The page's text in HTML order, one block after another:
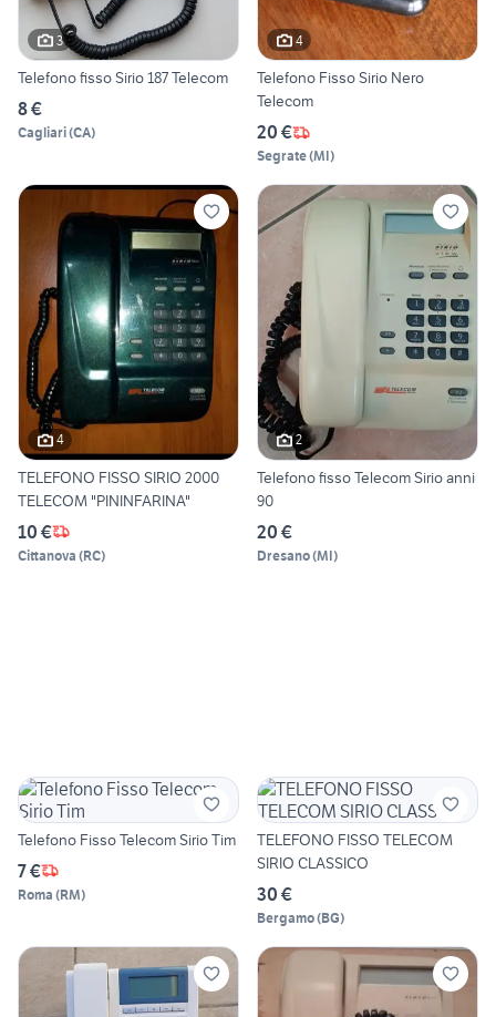
3
Telefono fisso Sirio 187 Telecom
8 €
Cagliari(CA)
4
Telefono Fisso Sirio Nero
Telecom
20 €
Segrate(MI)
4
TELEFONO FISSO SIRIO 2000
TELECOM "PININFARINA"
10 €
Cittanova (RC)
2
Telefono fisso Telecom Sirio anni
90
20 €
Dresano(MI)
Telefono Fisso Telecom Sirio Tim
7 €
Roma (RM)
TELEFONO FISSO TELECOM
SIRIO CLASSICO
30 €
Bergamo(BG)